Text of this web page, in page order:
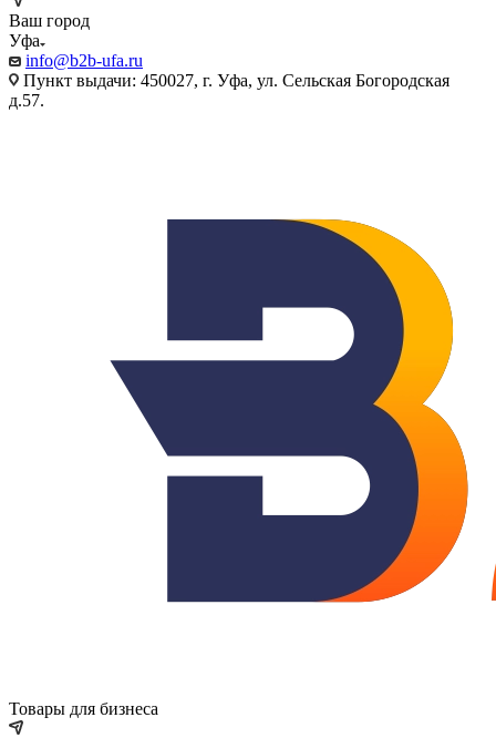
Ваш город
Уфа
info@b2b-ufa.ru
Пункт выдачи: 450027, г. Уфа, ул. Сельская Богородская
д.57.
Товары для бизнеса